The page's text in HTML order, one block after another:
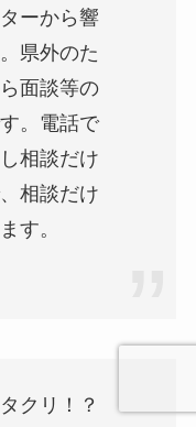
ーから響
県外のた
面談等の
。電話で
相談だけ
相談だけ
す。
クリ！？